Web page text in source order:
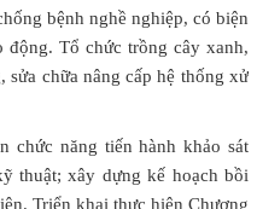
bệnh nghề nghiệp, có biện
động. Tổ chức trồng cây xanh,
sửa chữa nâng cấp hệ thống xử
chức năng tiến hành khảo sát
thuật; xây dựng kế hoạch bồi
Triển khai thực hiện Chương